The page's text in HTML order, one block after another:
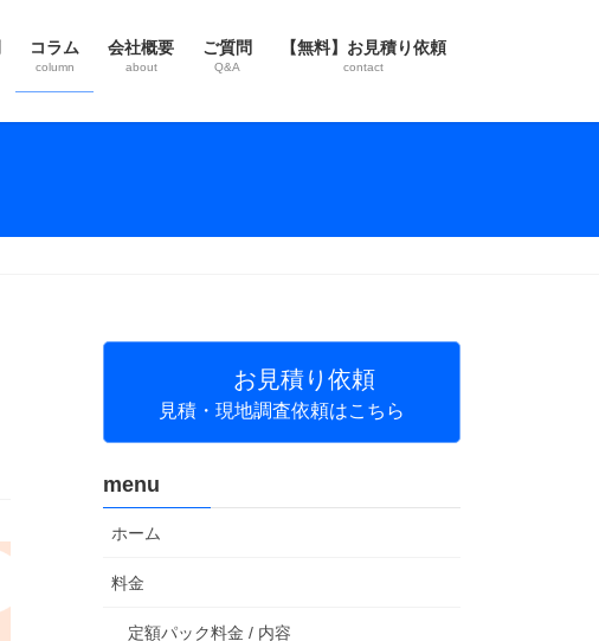
コラム
column
会社概要
about
ご質問
Q&A
【無料】お見積り依頼
contact
お見積り依頼
見積・現地調査依頼はこちら
menu
ホーム
料金
定額パック料金 / 内容